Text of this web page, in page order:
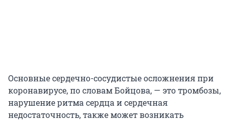
Основные сердечно-сосудистые осложнения при
коронавирусе, по словам Бойцова, — это тромбозы,
нарушение ритма сердца и сердечная
недостаточность, также может возникать